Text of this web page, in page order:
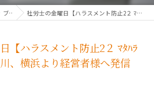
ブログ 社労士の金曜日【ハラスメント防止2２ ﾏﾀﾊﾗ防止③】神奈川、横浜より経営者様へ発信
【ハラスメント防止2２ ﾏﾀﾊﾗ
、横浜より経営者様へ発信